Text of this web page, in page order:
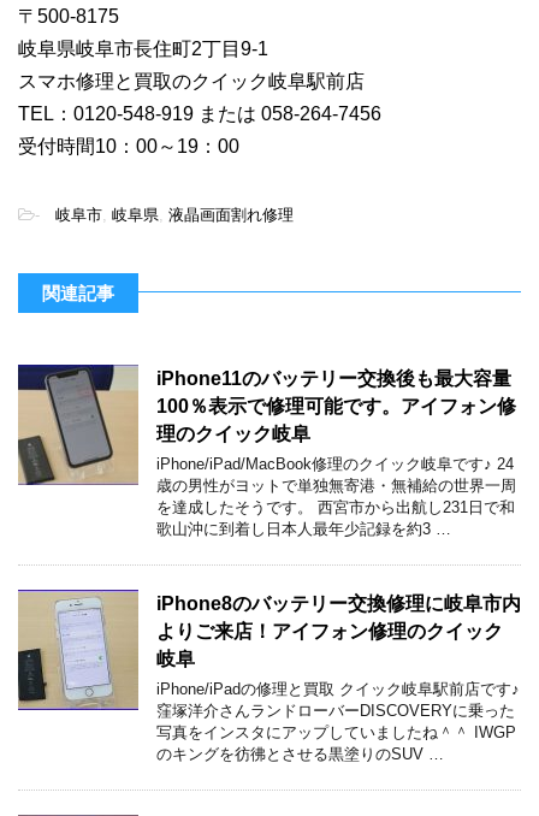
〒500-8175
岐阜県岐阜市長住町2丁目9-1
スマホ修理と買取のクイック岐阜駅前店
TEL：0120-548-919 または 058-264-7456
受付時間10：00～19：00
- 岐阜市 岐阜県 液晶画面割れ修理
関連記事
iPhone11のバッテリー交換後も最大容量
100％表示で修理可能です。アイフォン修
理のクイック岐阜
iPhone/iPad/MacBook修理のクイック岐阜です♪ 24
歳の男性がヨットで単独無寄港・無補給の世界一周
を達成したそうです。 西宮市から出航し231日で和
歌山沖に到着し日本人最年少記録を約3 …
iPhone8のバッテリー交換修理に岐阜市内
よりご来店！アイフォン修理のクイック
岐阜
iPhone/iPadの修理と買取 クイック岐阜駅前店です♪
窪塚洋介さんランドローバーDISCOVERYに乗った
写真をインスタにアップしていましたね＾＾ IWGP
のキングを彷彿とさせる黒塗りのSUV …